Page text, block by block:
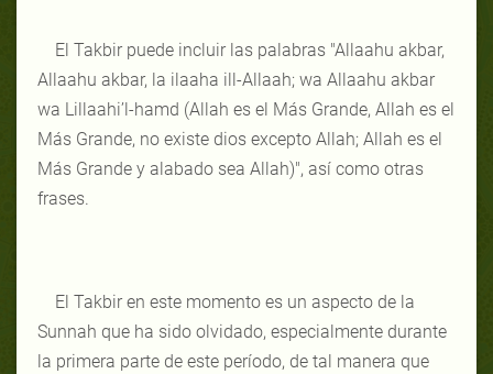
El Takbir puede incluir las palabras "Allaahu akbar,
Allaahu akbar, la ilaaha ill-Allaah; wa Allaahu akbar
wa Lillaahi’l-hamd (Allah es el Más Grande, Allah es el
Más Grande, no existe dios excepto Allah; Allah es el
Más Grande y alabado sea Allah)", así como otras
frases.
El Takbir en este momento es un aspecto de la
Sunnah que ha sido olvidado, especialmente durante
la primera parte de este período, de tal manera que